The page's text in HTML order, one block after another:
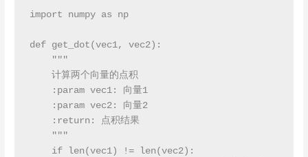
import numpy as np
def get_dot(vec1, vec2):
"""
计算两个向量的点积
:param vec1: 向量1
:param vec2: 向量2
:return: 点积结果
"""
if len(vec1) != len(vec2):